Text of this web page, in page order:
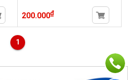
200.000₫
1